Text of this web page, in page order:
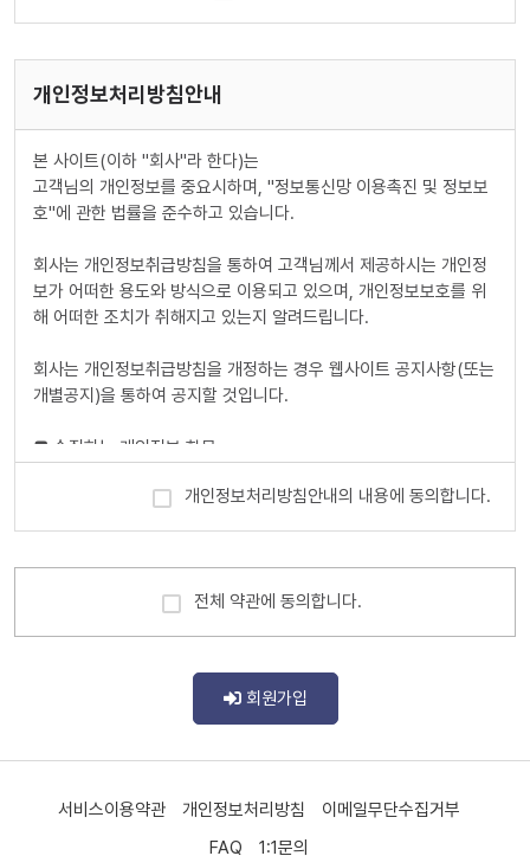
이 약관에서 사용하는 용어의 정의는 다음 각 호와 같습니다.
계약
3. 가입 : 회사가 제공하는 신청서 양식에 해당 정보를 기입하고, 본
약관에 동의하여 서비스 이용계약을 완료시키는 행위
등록을 한 자
5. 이용자번호(ID) : 회원 식별과 회원의 서비스 이용을 위하여 이용
자가 선정하고 회사가 승인하는 영문자와 숫자의 조합(하나의 주민
6. 패스워드(PASSWORD) : 회원의 정보 보호를 위해 이용자 자신
이 설정한 영문자와 숫자, 특수문자의 조합
제3조(약관의 효력과 변경)
의사를 표시하지 아니하고 서비스를 계속 사용할 경우 약관의 변경
사항에 동의한 것으로 간주됩니다.
의 방법으로 공지함으로써 효력이 발생됩니다.
거부의사를 표시하지 아니하고 서비스를 계속 사용할 경우 약관의
③ 이용자가 변경된 약관에 동의하지 않는 경우 서비스 이용을 중단
하고 본인의 회원등록을 취소할 수 있으며, 계속 사용하시는 경우에
개인정보처리방침안내
본 사이트(이하 "회사"라 한다)는
고객님의 개인정보를 중요시하며, "정보통신망 이용촉진 및 정보보
호"에 관한 법률을 준수하고 있습니다.
회사는 개인정보취급방침을 통하여 고객님께서 제공하시는 개인정
보가 어떠한 용도와 방식으로 이용되고 있으며, 개인정보보호를 위
해 어떠한 조치가 취해지고 있는지 알려드립니다.
회사는 개인정보취급방침을 개정하는 경우 웹사이트 공지사항(또는
개별공지)을 통하여 공지할 것입니다.
■ 수집하는 개인정보 항목
회사는 회원가입, 상담, 서비스 신청 등등을 위해 아래와 같은 개인
정보를 수집하고 있습니다.
■ 개인정보의 수집 및 이용목적
ο 서비스 제공에 관한 계약 이행
량회원의 부정 이용 방지와 비인가 사용 방지 , 가입 의사 확인 , 연
령확인 , 만14세 미만 아동 개인정보 수집 시 법정 대리인 동의여부
개인정보처리방침안내의 내용에 동의합니다.
전체 약관에 동의합니다.
회원가입
서비스이용약관 개인정보처리방침
이메일무단수집거부
FAQ
1:1문의